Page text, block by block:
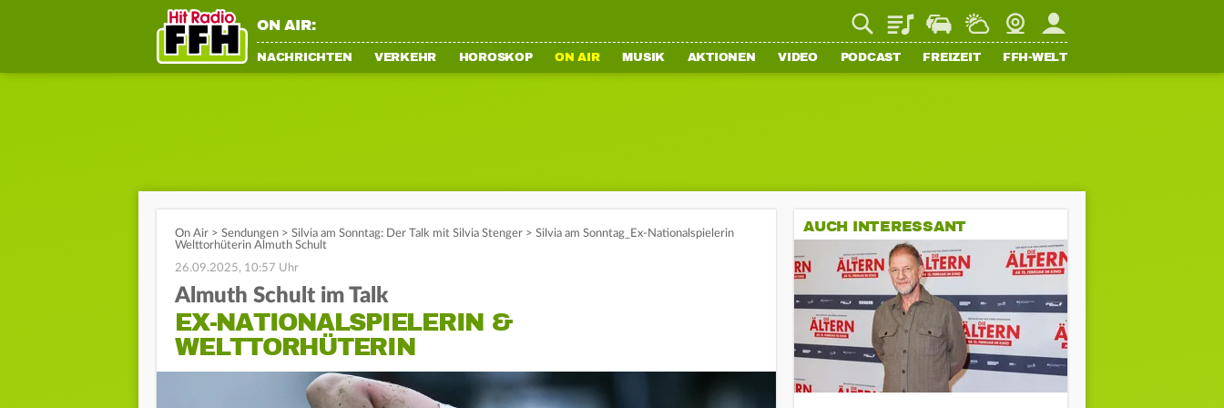
ON AIR: PlaylistStaupilotWetterWebcamMein FFH
NACHRICHTEN VERKEHR HOROSKOP ON AIR MUSIK AKTIONEN VIDEO PODCAST FREIZEIT FFH-WELT
On Air > Sendungen > Silvia am Sonntag: Der Talk mit Silvia Stenger > Silvia am Sonntag_Ex-Nationalspielerin
Welttorhüterin Almuth Schult
26.09.2025, 10:57 Uhr
Almuth Schult im Talk
EX-NATIONALSPIELERIN &
WELTTORHÜTERIN
AUCH INTERESSANT